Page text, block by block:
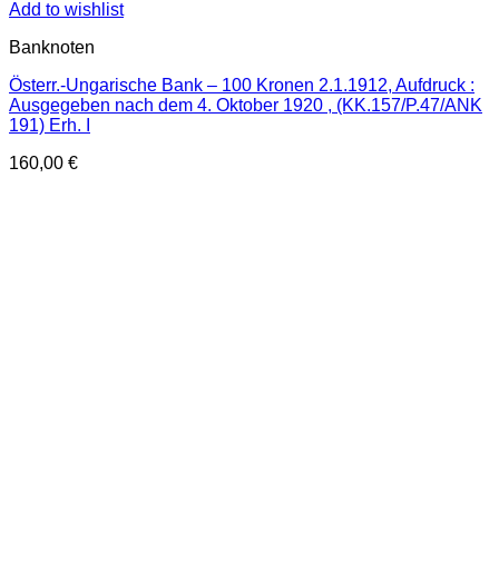
Add to wishlist
Banknoten
Österr.-Ungarische Bank – 100 Kronen 2.1.1912, Aufdruck :
Ausgegeben nach dem 4. Oktober 1920 , (KK.157/P.47/ANK
191) Erh. I
160,00 €